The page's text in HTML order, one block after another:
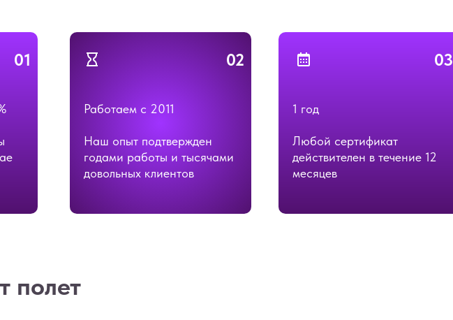
01 02
Работаем с 2011
Наш опыт подтвержден
годами работы и тысячами
довольных клиентов
03
1 год
Любой сертификат
действителен в течение 12
месяцев
полет